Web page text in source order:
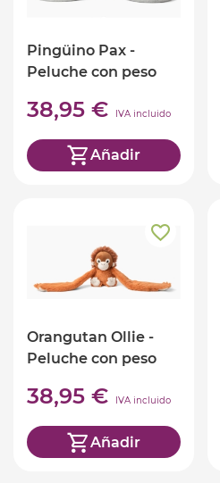
Pingüino Pax -
Peluche con peso
38,95 € IVA incluido
Añadir
Orangutan Ollie -
Peluche con peso
38,95 € IVA incluido
Añadir